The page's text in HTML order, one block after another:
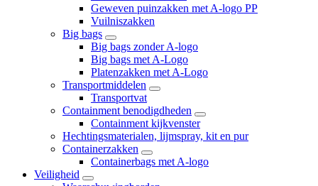
Geweven puinzakken met A-logo PP
Vuilniszakken
Big bags
Big bags zonder A-logo
Big bags met A-Logo
Platenzakken met A-Logo
Transportmiddelen
Transportvat
Containment benodigdheden
Containment kijkvenster
Hechtingsmaterialen, lijmspray, kit en pur
Containerzakken
Containerbags met A-logo
Veiligheid